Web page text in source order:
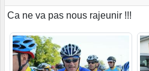
Ca ne va pas nous rajeunir !!!